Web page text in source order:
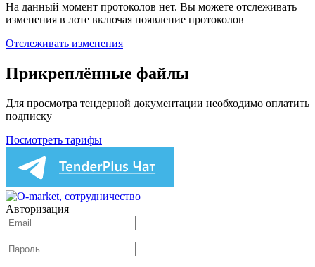
На данный момент протоколов нет. Вы можете отслеживать
изменения в лоте включая появление протоколов
Отслеживать изменения
Прикреплённые файлы
Для просмотра тендерной документации необходимо оплатить
подписку
Посмотреть тарифы
Авторизация